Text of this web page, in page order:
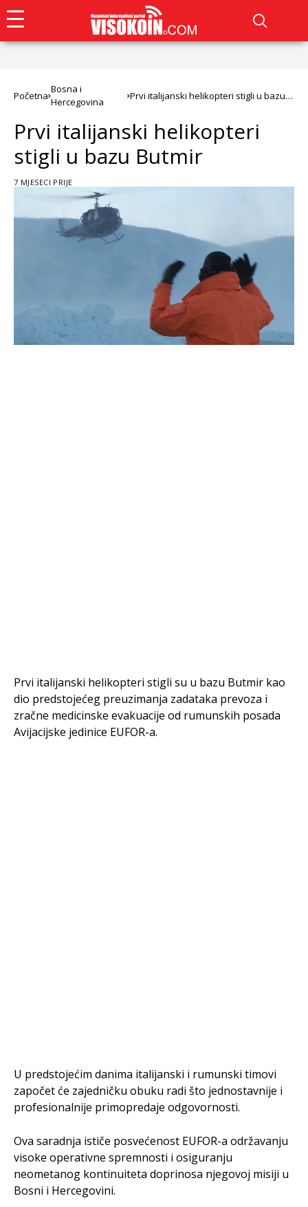
Početna
Bosna i
Hercegovina
Prvi italijanski helikopteri stigli u bazu
Prvi italijanski helikopteri
stigli u bazu Butmir
7 MJESECI PRIJE
Prvi italijanski helikopteri stigli su u bazu Butmir kao
dio predstojećeg preuzimanja zadataka prevoza i
zračne medicinske evakuacije od rumunskih posada
Avijacijske jedinice EUFOR-a.
U predstojećim danima italijanski i rumunski timovi
započet će zajedničku obuku radi što jednostavnije i
profesionalnije primopredaje odgovornosti.
Ova saradnja ističe posvećenost EUFOR-a održavanju
visoke operativne spremnosti i osiguranju
neometanog kontinuiteta doprinosa njegovoj misiji u
Bosni i Hercegovini.